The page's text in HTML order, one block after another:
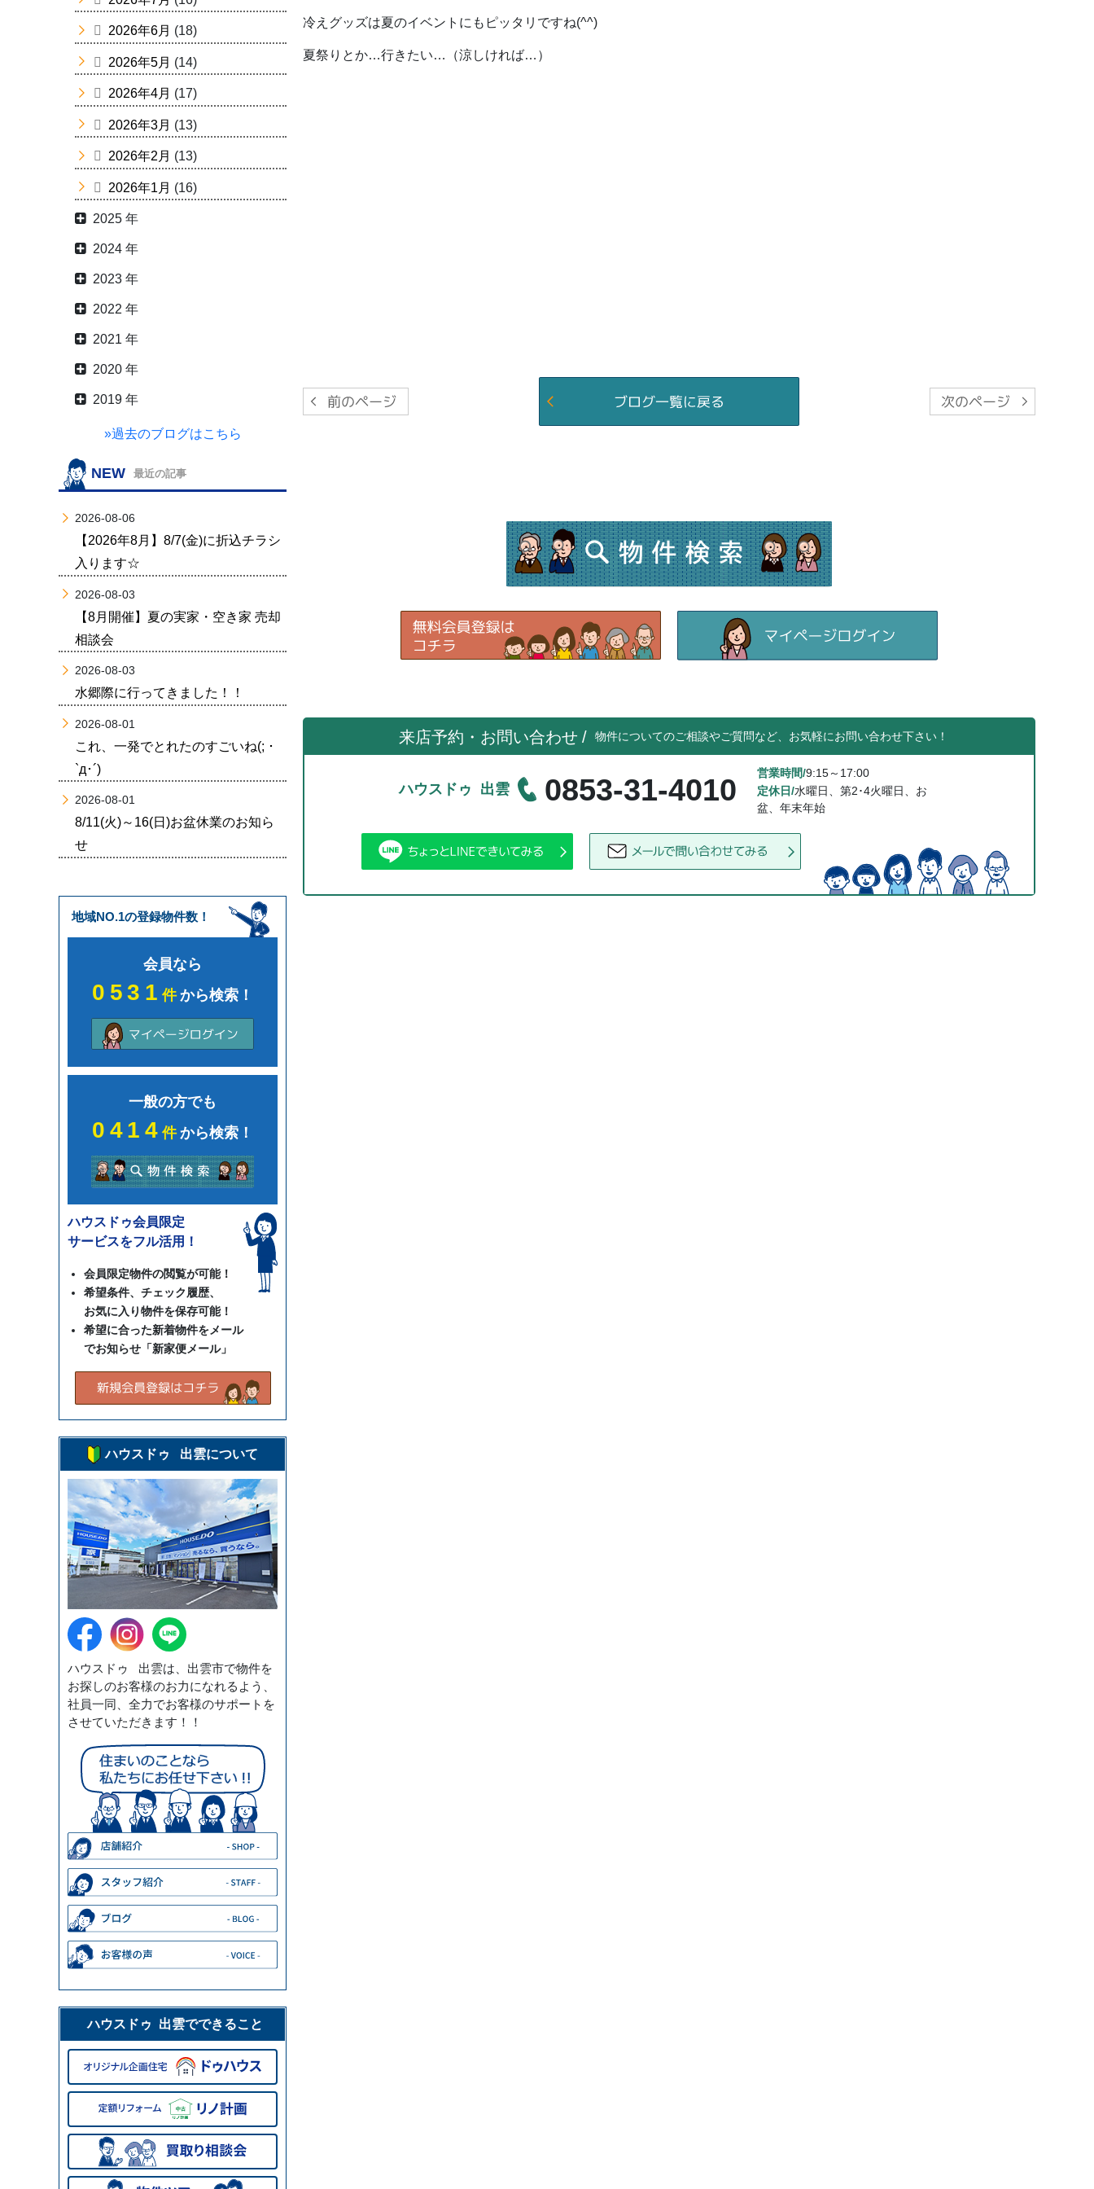
冷えグッズは夏のイベントにもピッタリですね(^^)
夏祭りとか…行きたい…（涼しければ…）
来店予約・お問い合わせ / 物件についてのご相談やご質問など、お気軽にお問い合わせ下さい！
ハウスドゥ 出雲 0853-31-4010 営業時間/9:15～17:00
定休日/水曜日、第2･4火曜日、お
盆、年末年始
2026年6月 (18)
2026年5月 (14)
2026年4月 (17)
2026年3月 (13)
2026年2月 (13)
2026年1月 (16)
2025 年
2024 年
2023 年
2022 年
2021 年
2020 年
2019 年
»過去のブログはこちら
NEW 最近の記事
2026-08-06
【2026年8月】8/7(金)に折込チラシ
入ります☆
2026-08-03
【8月開催】夏の実家・空き家 売却
相談会
2026-08-03
水郷際に行ってきました！！
2026-08-01
これ、一発でとれたのすごいね(; ･
`д･´)
2026-08-01
8/11(火)～16(日)お盆休業のお知ら
せ
地域NO.1の登録物件数！
会員なら
0531件から検索！
一般の方でも
0414件から検索！
ハウスドゥ会員限定
サービスをフル活用！
会員限定物件の閲覧が可能！
希望条件、チェック履歴、
お気に入り物件を保存可能！
希望に合った新着物件をメール
でお知らせ「新家便メール」
ハウスドゥ 出雲について
ハウスドゥ 出雲は、出雲市で物件を
お探しのお客様のお力になれるよう、
社員一同、全力でお客様のサポートを
させていただきます！！
ハウスドゥ 出雲でできること